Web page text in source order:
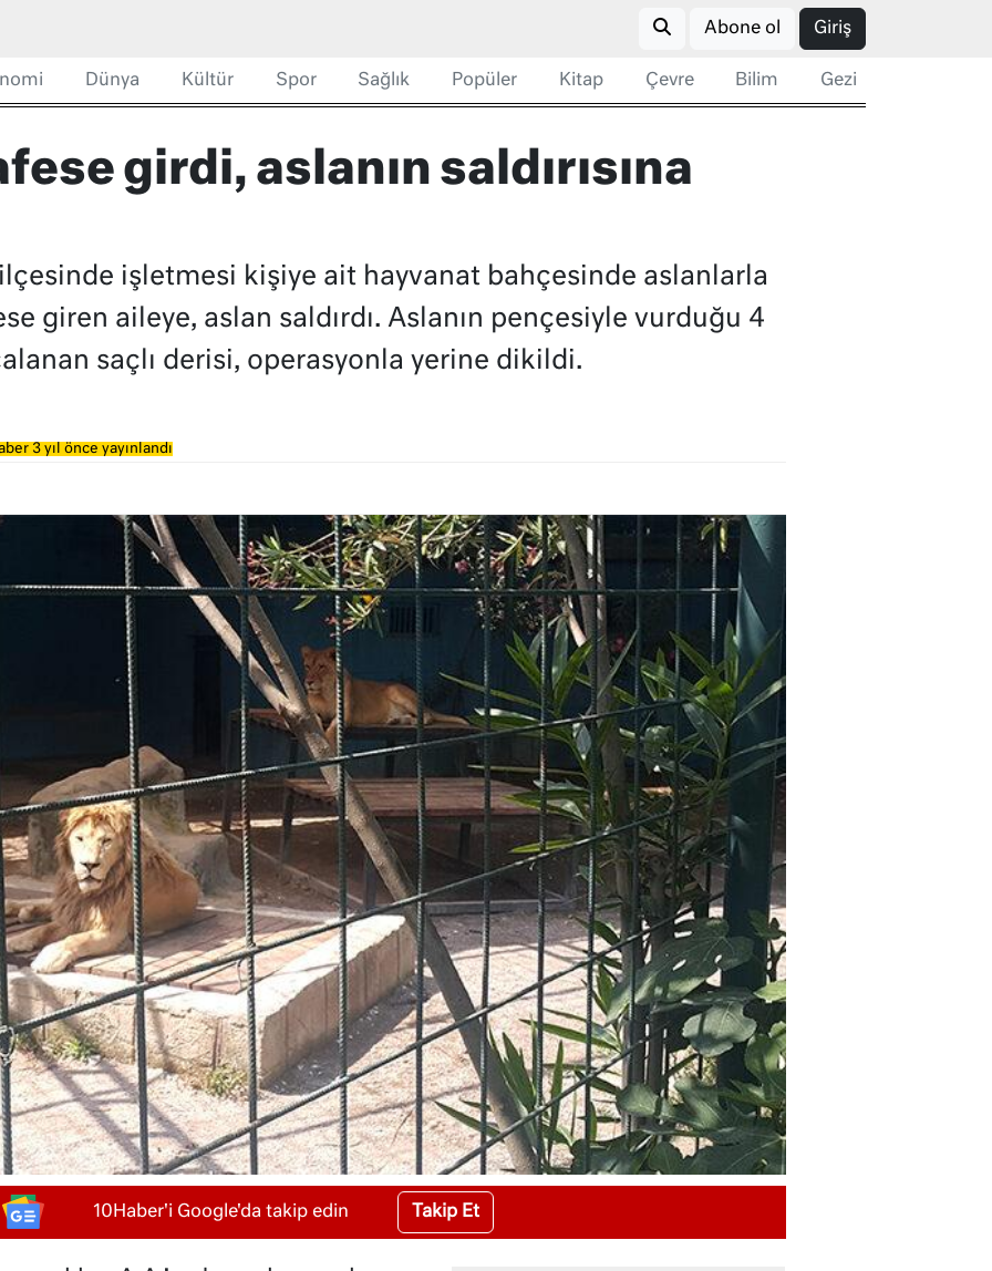
Abone ol Giriş
Dünya Kültür Spor Sağlık Popüler Kitap Çevre Bilim Gezi
girdi, aslanın saldırısına
işletmesi kişiye ait hayvanat bahçesinde aslanlarla
giren aileye, aslan saldırdı. Aslanın pençesiyle vurduğu 4
saçlı derisi, operasyonla yerine dikildi.
3 yıl önce yayınlandı
10Haber'i Google'da takip edin Takip Et